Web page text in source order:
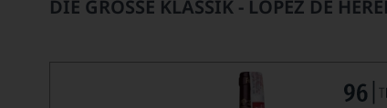
DIE GROSSE KLASSIK - LÓPEZ DE